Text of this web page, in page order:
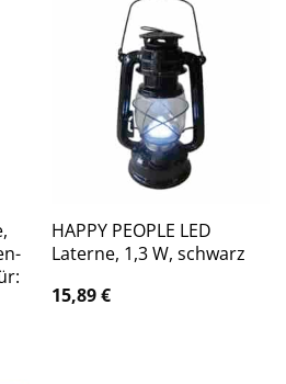
HAPPY PEOPLE LED
Laterne, 1,3 W, schwarz
15,89€